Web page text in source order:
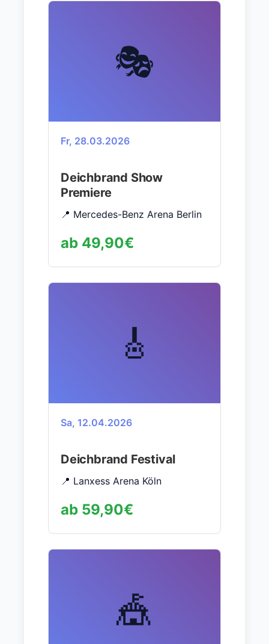
🎭
Fr, 28.03.2026
Deichbrand Show
Premiere
📍 Mercedes-Benz Arena Berlin
ab 49,90€
🎸
Sa, 12.04.2026
Deichbrand Festival
📍 Lanxess Arena Köln
ab 59,90€
🎪